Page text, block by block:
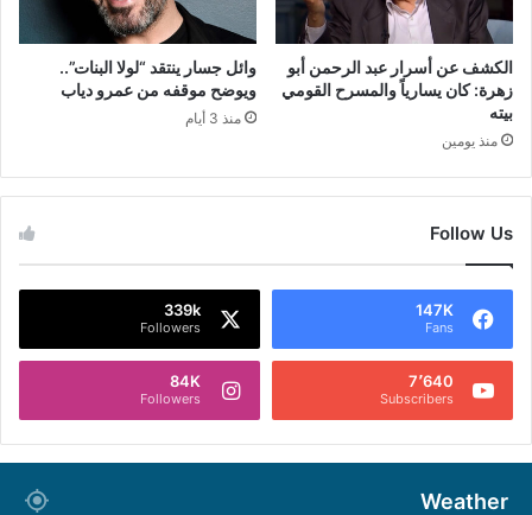
الكشف عن أسرار عبد الرحمن أبو
زهرة: كان يسارياً والمسرح القومي
بيته
منذ يومين
وائل جسار ينتقد “لولا البنات”..
ويوضح موقفه من عمرو دياب
منذ 3 أيام
Follow Us
147K
Fans
339k
Followers
7٬640
Subscribers
84K
Followers
Weather